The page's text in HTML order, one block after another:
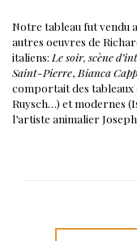
Notre tableau fut vendu
autres oeuvres de
italiens: Le soir, scène
Saint-Pierre, Bianca
comportait des tableaux
Ruysch…) et modernes
l’artiste animalier